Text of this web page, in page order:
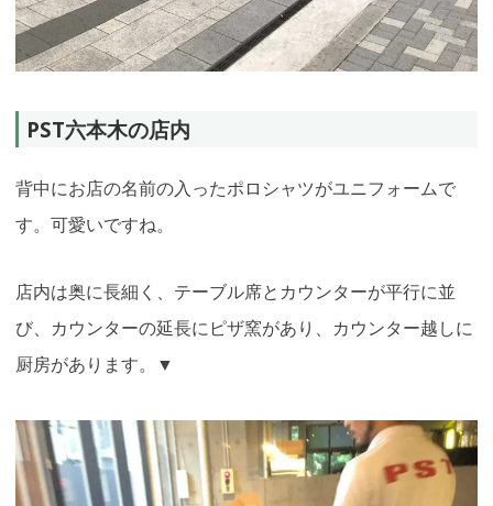
PST六本木の店内
背中にお店の名前の入ったポロシャツがユニフォームで
す。可愛いですね。
店内は奥に長細く、テーブル席とカウンターが平行に並
び、カウンターの延長にピザ窯があり、カウンター越しに
厨房があります。▼